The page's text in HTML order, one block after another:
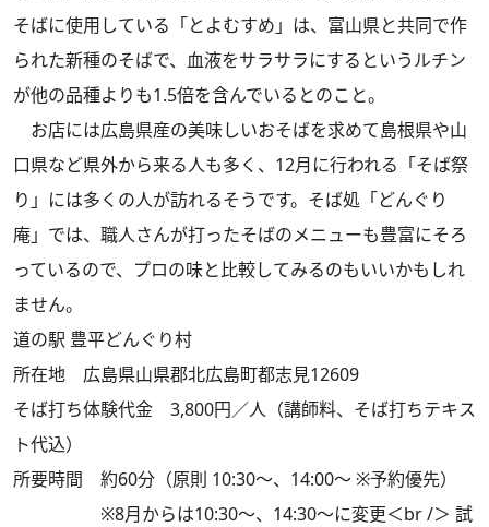
そばに使用している「とよむすめ」は、富山県と共同で作
られた新種のそばで、血液をサラサラにするというルチン
が他の品種よりも1.5倍を含んでいるとのこと。
お店には広島県産の美味しいおそばを求めて島根県や山
口県など県外から来る人も多く、12月に行われる「そば祭
り」には多くの人が訪れるそうです。そば処「どんぐり
庵」では、職人さんが打ったそばのメニューも豊富にそろ
っているので、プロの味と比較してみるのもいいかもしれ
ません。
道の駅 豊平どんぐり村
所在地 広島県山県郡北広島町都志見12609
そば打ち体験代金 3,800円／人（講師料、そば打ちテキス
ト代込）
所要時間 約60分（原則 10:30～、14:00～ ※予約優先）
※8月からは10:30～、14:30～に変更＜br /＞ 試